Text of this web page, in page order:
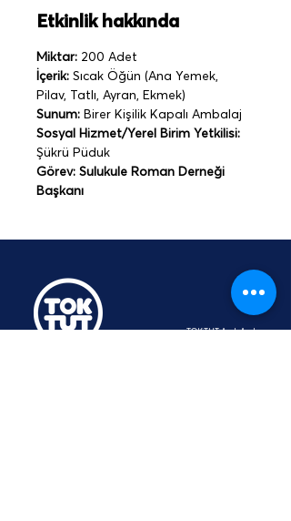
Etkinlik hakkında
Miktar: 200 Adet
İçerik: Sıcak Öğün (Ana Yemek,
Pilav, Tatlı, Ayran, Ekmek)
Sunum: Birer Kişilik Kapalı Ambalaj
Sosyal Hizmet/Yerel Birim Yetkilisi:
Şükrü Püduk
Görev: Sulukule Roman Derneği
Başkanı
TOKTUT Açık Açık